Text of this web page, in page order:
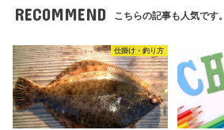
RECOMMEND こちらの記事も人気です。
仕掛け・釣り方